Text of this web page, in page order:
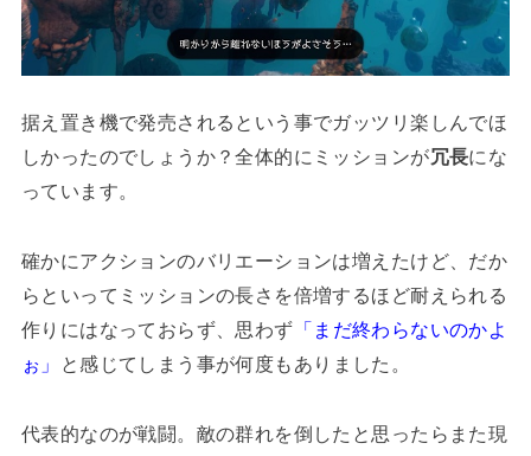
据え置き機で発売されるという事でガッツリ楽しんでほ
しかったのでしょうか？全体的にミッションが冗長にな
っています。
確かにアクションのバリエーションは増えたけど、だか
らといってミッションの長さを倍増するほど耐えられる
作りにはなっておらず、思わず 「まだ終わらないのかよ
ぉ」
と感じてしまう事が何度もありました。
代表的なのが戦闘。敵の群れを倒したと思ったらまた現